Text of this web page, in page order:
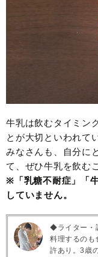
牛乳は飲むタイミン
とが大切といわれて
みなさんも、自分に
て、ぜひ牛乳を飲む
※「乳糖不耐症」「
していません。
◆ライター・
料理するのも
許あり。3歳